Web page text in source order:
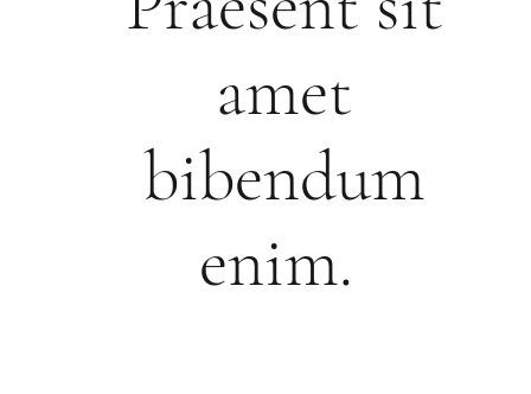
amet
bibendum
enim.